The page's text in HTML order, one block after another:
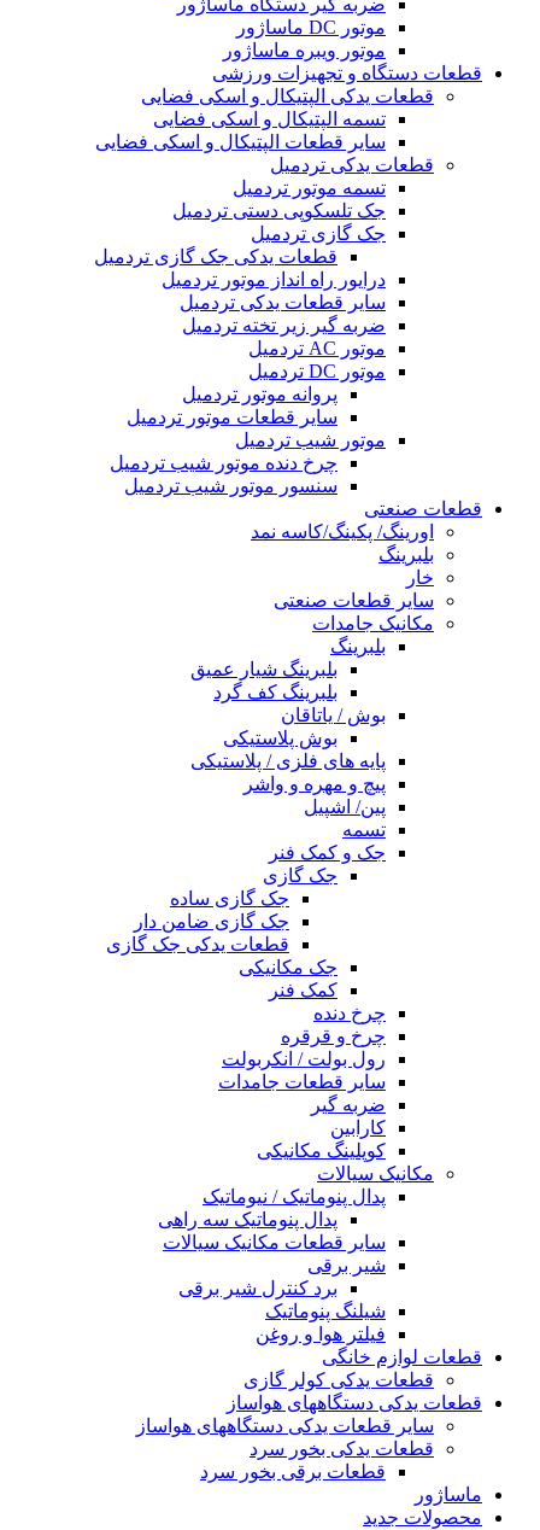
ضربه گیر دستگاه ماساژور
موتور DC ماساژور
موتور ویبره ماساژور
قطعات دستگاه و تجهیزات ورزشی
قطعات یدکی الپتیکال و اسکی فضایی
تسمه الپتیکال و اسکی فضایی
سایر قطعات الپتیکال و اسکی فضایی
قطعات یدکی تردمیل
تسمه موتور تردمیل
جک تلسکوپی دستی تردمیل
جک گازی تردمیل
قطعات یدکی جک گازی تردمیل
درایور راه انداز موتور تردمیل
سایر قطعات یدکی تردمیل
ضربه گیر زیر تخته تردمیل
موتور AC تردمیل
موتور DC تردمیل
پروانه موتور تردمیل
سایر قطعات موتور تردمیل
موتور شیب تردمیل
چرخ دنده موتور شیب تردمیل
سنسور موتور شیب تردمیل
قطعات صنعتی
اورینگ/ پکینگ/کاسه نمد
بلبرینگ
خار
سایر قطعات صنعتی
مکانیک جامدات
بلبرینگ
بلبرینگ شیار عمیق
بلبرینگ کف گرد
بوش / یاتاقان
بوش پلاستیکی
پایه های فلزی / پلاستیکی
پیچ و مهره و واشر
پین/ اشپیل
تسمه
جک و کمک فنر
جک گازی
جک گازی ساده
جک گازی ضامن دار
قطعات یدکی جک گازی
جک مکانیکی
کمک فنر
چرخ دنده
چرخ و قرقره
رول بولت / انکربولت
سایر قطعات جامدات
ضربه گیر
کارابین
کوپلینگ مکانیکی
مکانیک سیالات
پدال پنوماتیک / نیوماتیک
پدال پنوماتیک سه راهی
سایر قطعات مکانیک سیالات
شیر برقی
برد کنترل شیر برقی
شیلنگ پنوماتیک
فیلتر هوا و روغن
قطعات لوازم خانگی
قطعات یدکی کولر گازی
قطعات یدکی دستگاههای هواساز
سایر قطعات یدکی دستگاههای هواساز
قطعات یدکی بخور سرد
قطعات برقی بخور سرد
ماساژور
محصولات جدید